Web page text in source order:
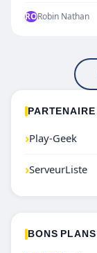
RORobin Nathan
PARTENAIRE
›Play-Geek
›ServeurListe
BONS PLANS